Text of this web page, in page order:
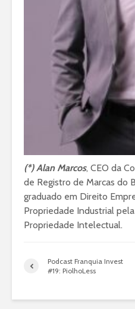
(*) Alan Marcos, CEO da
de Registro de Marcas do
graduado em Direito
Propriedade Industrial
Propriedade Intelectual.
Podcast Franquia Invest
#19: PiolhoLess